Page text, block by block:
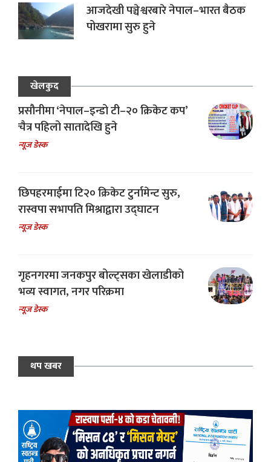
आजदेखी पञ्चेश्वरबारे नेपाल–भारत बैठक
पोखरामा सुरु हुने
खेलकुद
प्रसौनीमा ‘नेपाल–इन्डो टी–२० क्रिकेट कप’
चैत्र पहिलो सातादेखि हुने
न्यूज डेस्क
छिपहरमाईमा टि२० क्रिकेट टुर्नामेन्ट सुरु,
रास्वपा सभापति मिश्राद्वारा उद्घाटन
न्यूज डेस्क
गृहनगरमा जनकपुर बोल्ट्सका खेलाडीको
भव्य स्वागत, नगर परिक्रमा
न्यूज डेस्क
थप खबर